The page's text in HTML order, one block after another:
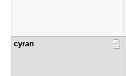
cyran